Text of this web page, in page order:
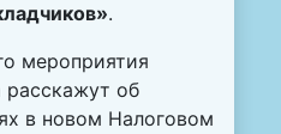
.
мероприятия
об
в новом Налоговом